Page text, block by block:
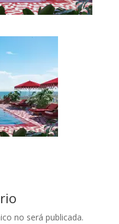
no será publicada.